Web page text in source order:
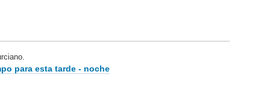
para esta tarde - noche